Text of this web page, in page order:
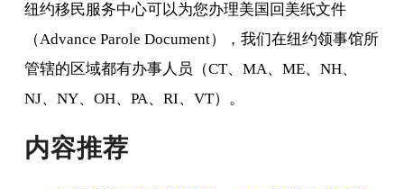
纽约移民服务中心可以为您办理美国回美纸文件
（Advance Parole Document），我们在纽约领事馆所
管辖的区域都有办事人员（CT、MA、ME、NH、
NJ、NY、OH、PA、RI、VT）。
内容推荐